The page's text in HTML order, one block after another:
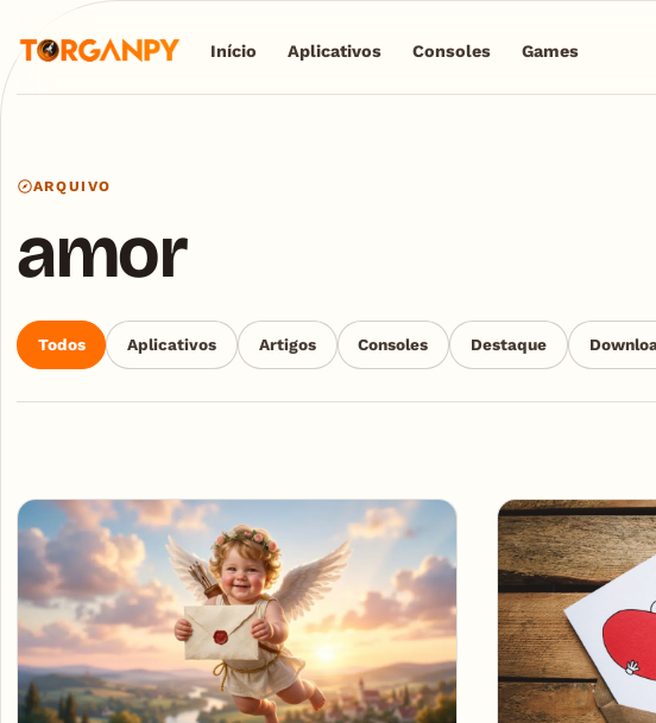
Início Aplicativos Consoles Games
ARQUIVO
amor
Todos Aplicativos Artigos Consoles Destaque
Articles